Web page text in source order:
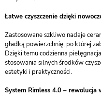
Łatwe czyszczenie dzięki
Zastosowane szkliwo nadaje
gładką powierzchnię, po której
Dzięki temu codzienna
stosowania silnych środków
estetyki i praktyczności.
System Rimless 4.0 – rewolucja